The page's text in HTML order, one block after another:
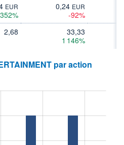
EUR
352%
0,24 EUR
-92%
2,68
33,33
1 146%
par action